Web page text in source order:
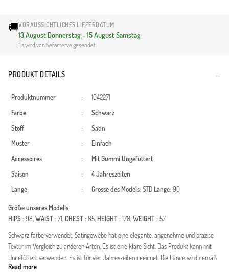
🚚VORAUSSICHTLICHES LIEFERDATUM
13 August Donnerstag - 15 August Samstag
Es wird von Sefamerve gesendet.
PRODUKT DETAILS
Produktnummer :
1042271
Farbe
:
Schwarz
Stoff
:
Satin
Muster
:
Einfach
Accessoires
: Mit Gummi Ungefüttert
Saison
:
4 Jahreszeiten
Länge
: Grösse des Models: STD Länge: 90
Größe unseres Modells
HIPS: 98,WAIST: 71,CHEST: 85, HEIGHT: 170,WEIGHT: 57
Schwarz farbe verwendet. Satingewebe hat eine elegante, angenehme und präzise
Textur im Vergleich zu anderen Arten. Es ist eine klare Sicht. Das Produkt kann mit
Ungefüttert verwenden. Es ist für vier Jahreszeiten geeignet. Die Länge wird gemäß
den Standardgrößen angepasst.
Read more